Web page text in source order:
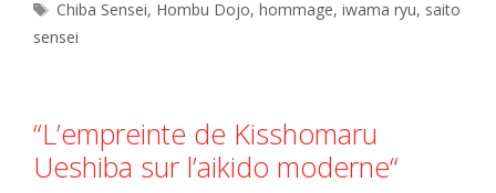
Étiquettes
Chiba Sensei, Hombu Dojo,hommage,iwama ryu, saito
sensei
“L’empreinte de Kisshomaru
Ueshiba sur l’aikido moderne“